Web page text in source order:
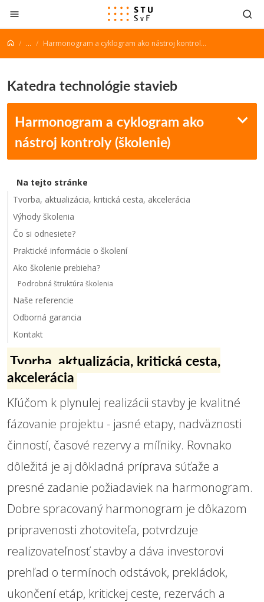
Prejsť na obsah
... Harmonogram a cyklogram ako nástroj kontroly (školenie)
Katedra technológie stavieb
Harmonogram a cyklogram ako
nástroj kontroly (školenie)
Na tejto stránke
Tvorba, aktualizácia, kritická cesta, akcelerácia
Výhody školenia
Čo si odnesiete?
Praktické informácie o školení
Ako školenie prebieha?
Podrobná štruktúra školenia
Naše referencie
Odborná garancia
Kontakt
Tvorba, aktualizácia, kritická cesta,
akcelerácia
Kľúčom k plynulej realizácii stavby je kvalitné
fázovanie projektu - jasné etapy, nadväznosti
činností, časové rezervy a míľniky. Rovnako
dôležitá je aj dôkladná príprava súťaže a
presné zadanie požiadaviek na harmonogram.
Dobre spracovaný harmonogram je dôkazom
pripravenosti zhotoviteľa, potvrdzuje
realizovateľnosť stavby a dáva investorovi
prehľad o termínoch odstávok, prekládok,
ukončení etáp, kritickej ceste, rezervách a